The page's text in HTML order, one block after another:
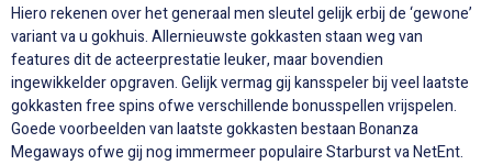
Hiero rekenen over het generaal men sleutel gelijk erbij de ‘gewone’
variant va u gokhuis. Allernieuwste gokkasten staan weg van
features dit de acteerprestatie leuker, maar bovendien
ingewikkelder opgraven. Gelijk vermag gij kansspeler bij veel laatste
gokkasten free spins ofwe verschillende bonusspellen vrijspelen.
Goede voorbeelden van laatste gokkasten bestaan Bonanza
Megaways ofwe gij nog immermeer populaire Starburst va NetEnt.